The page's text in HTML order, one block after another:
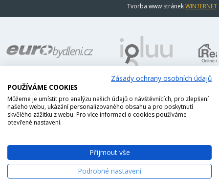
Tvorba www stránekWINTERNET
Zásady ochrany osobních údajů
POUŽÍVÁME COOKIES
Můžeme je umístit pro analýzu našich údajů o návštěvnících, pro zlepšení
našeho webu, ukázání personalizovaného obsahu a pro poskytnutí
skvělého zážitku z webu. Pro více informací o cookies používáme
otevřené nastavení.
Přijmout vše
Podrobné nastavení